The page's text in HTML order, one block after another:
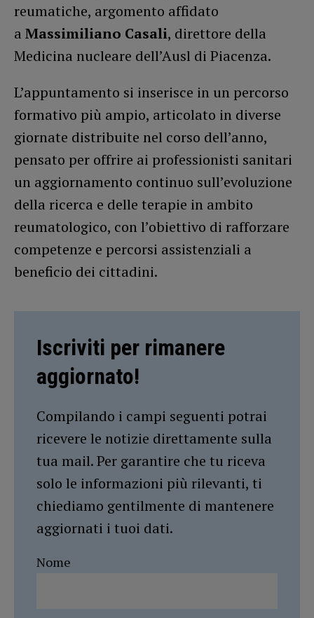
reumatiche, argomento affidato
a Massimiliano Casali, direttore della
Medicina nucleare dell’Ausl di Piacenza.
L’appuntamento si inserisce in un percorso
formativo più ampio, articolato in diverse
giornate distribuite nel corso dell’anno,
pensato per offrire ai professionisti sanitari
un aggiornamento continuo sull’evoluzione
della ricerca e delle terapie in ambito
reumatologico, con l’obiettivo di rafforzare
competenze e percorsi assistenziali a
beneficio dei cittadini.
Iscriviti per rimanere
aggiornato!
Compilando i campi seguenti potrai
ricevere le notizie direttamente sulla
tua mail. Per garantire che tu riceva
solo le informazioni più rilevanti, ti
chiediamo gentilmente di mantenere
aggiornati i tuoi dati.
Nome